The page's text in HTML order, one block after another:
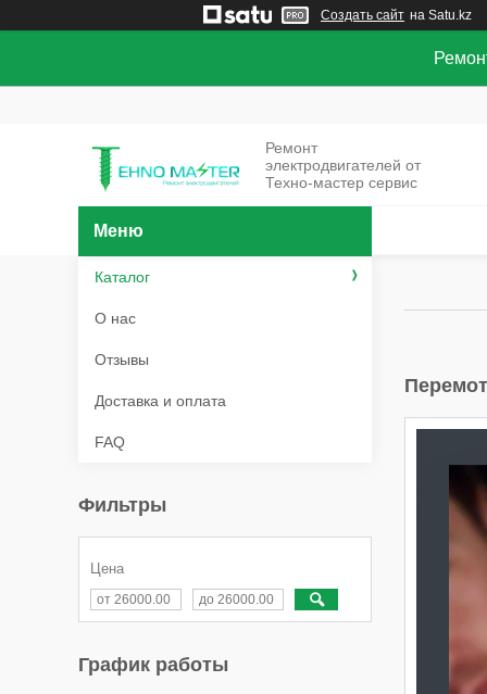
Создать сайт на Satu.kz
Ремонт
электродвигателей от
Техно-мастер сервис
Каталог
О нас
Отзывы
Доставка и оплата
FAQ
Фильтры
Цена
График работы